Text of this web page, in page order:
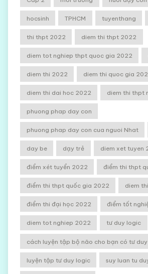
hocsinh TPHCM tuyenthang
thi thpt 2022 diem thi thpt 2022
diem tot nghiep thpt quoc gia 2022
diem thi 2022 diem thi quoc gia
diem thi dai hoc 2022 diem thi thpt
phuong phap day con
phuong phap day con cua nguoi Nhat
day be dạy trẻ diem xet tuyen
điểm xét tuyển 2022 điểm thi thpt
điểm thi thpt quốc gia 2022 diem
điểm thi đại học 2022 điểm tốt
diem tot nghiep 2022 tư duy logic
cách luyện tập bộ não cho bạn có tư
luyện tập tư duy logic suy luan tu